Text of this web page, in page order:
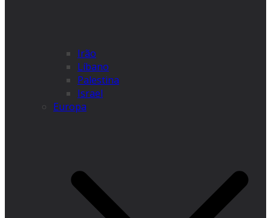
Irão
Líbano
Palestina
Israel
Europa